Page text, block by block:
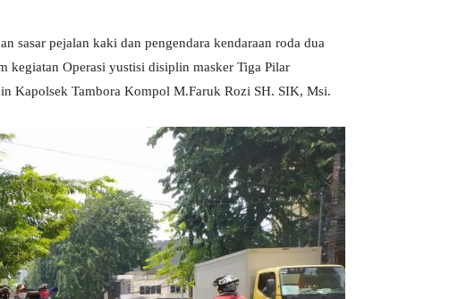
sasar pejalan kaki dan pengendara kendaraan roda dua
kegiatan Operasi yustisi disiplin masker Tiga Pilar
Kapolsek Tambora Kompol M.Faruk Rozi SH. SIK, Msi.